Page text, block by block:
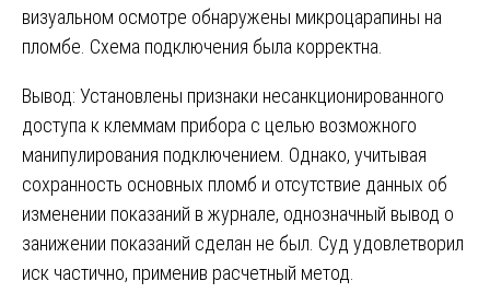
визуальном осмотре обнаружены микроцарапины на
пломбе. Схема подключения была корректна.
Вывод: Установлены признаки несанкционированного
доступа к клеммам прибора с целью возможного
манипулирования подключением. Однако, учитывая
сохранность основных пломб и отсутствие данных об
изменении показаний в журнале, однозначный вывод о
занижении показаний сделан не был. Суд удовлетворил
иск частично, применив расчетный метод.